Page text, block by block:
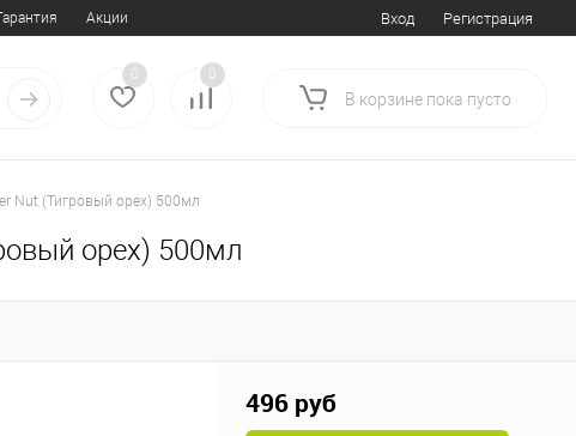
Акции Вход Регистрация
0 0
В корзине пока пусто
Nut (Тигровый орех) 500мл
орех) 500мл
496 руб